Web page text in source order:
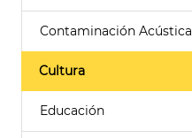
Contaminación Acústica
Cultura
Educación